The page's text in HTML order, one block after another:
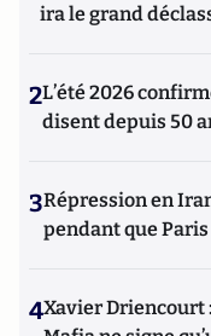
ira le grand
2L’été 2026
disent depuis 50
3Répression en
pendant que
4Xavier Driencourt